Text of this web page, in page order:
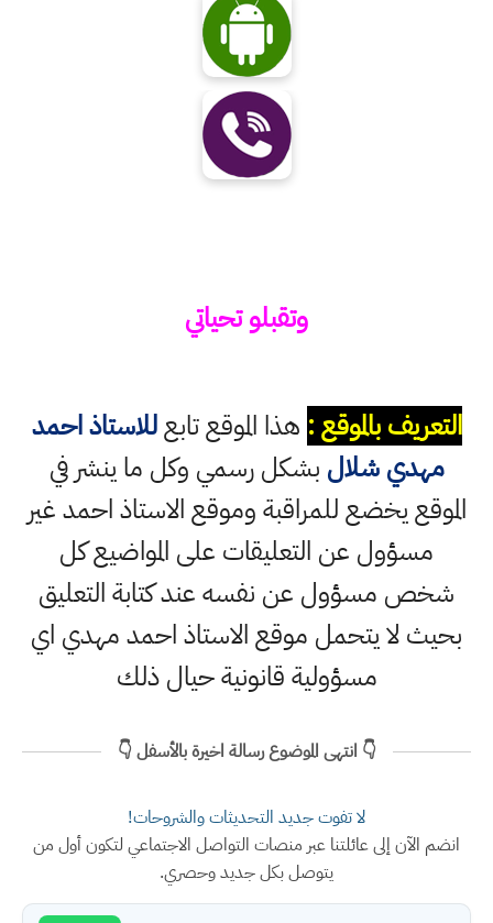
وتقبلو تحياتي
التعريف بالموقع : هذا الموقع تابعللاستاذ احمد
مهدي شلال بشكل رسمي وكل ما ينشر في
الموقع يخضع للمراقبة وموقع الاستاذ احمد غير
مسؤول عن التعليقات على المواضيع كل
شخص مسؤول عن نفسه عند كتابة التعليق
بحيث لا يتحمل موقع الاستاذ احمد مهدي اي
مسؤولية قانونية حيال ذلك
👇 انتهى الموضوع رسالة اخيرة بالأسفل 👇
لا تفوت جديد التحديثات والشروحات!
انضم الآن إلى عائلتنا عبر منصات التواصل الاجتماعي لتكون أول من
يتوصل بكل جديد وحصري.